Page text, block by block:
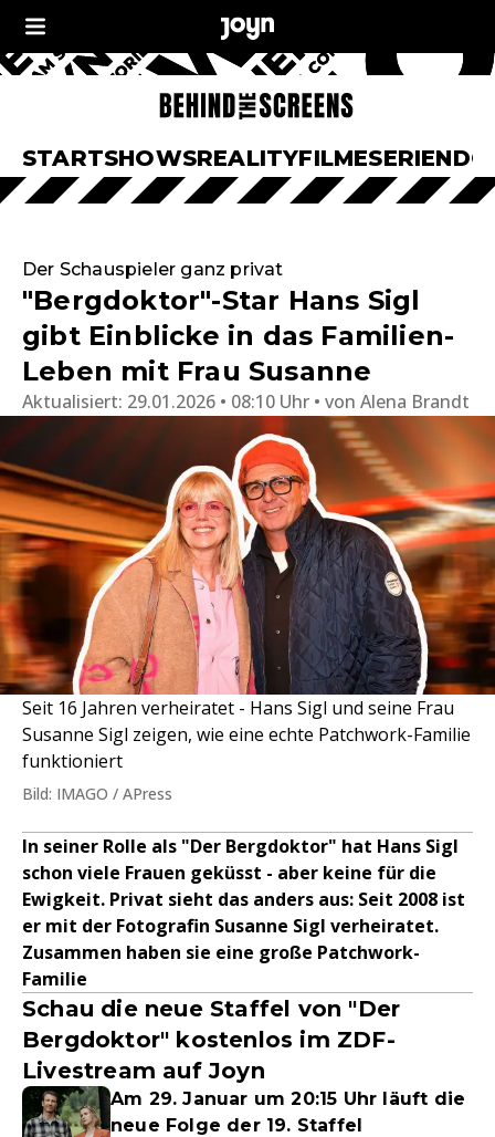
STARTSHOWSREALITYFILMESERIEN
Der Schauspieler ganz privat
"Bergdoktor"-Star Hans Sigl
gibt Einblicke in das Familien-
Leben mit Frau Susanne
Aktualisiert: 29.01.2026 • 08:10 Uhr von Alena Brandt
Seit 16 Jahren verheiratet - Hans Sigl und seine Frau
Susanne Sigl zeigen, wie eine echte Patchwork-Familie
funktioniert
Bild: IMAGO / APress
In seiner Rolle als "Der Bergdoktor" hat Hans Sigl
schon viele Frauen geküsst - aber keine für die
Ewigkeit. Privat sieht das anders aus: Seit 2008 ist
er mit der Fotografin Susanne Sigl verheiratet.
Zusammen haben sie eine große Patchwork-
Familie
Schau die neue Staffel von "Der
Bergdoktor" kostenlos im ZDF-
Livestream auf Joyn
Am 29. Januar um 20:15 Uhr läuft die
neue Folge der 19. Staffel